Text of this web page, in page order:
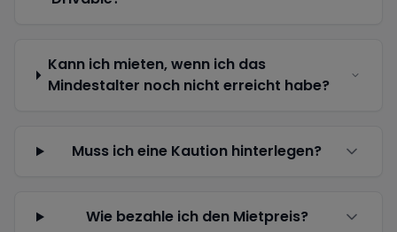
Kann ich mieten, wenn ich das
Mindestalter noch nicht erreicht habe?
Muss ich eine Kaution hinterlegen?
Wie bezahle ich den Mietpreis?